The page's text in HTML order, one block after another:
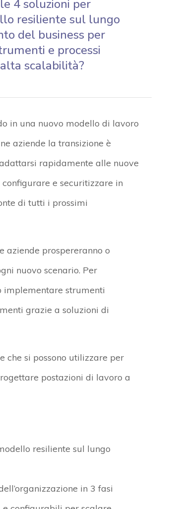
4 soluzioni per
resiliente sul lungo
del business per
e processi
scalabilità?
in una nuovo modello di lavoro
aziende la transizione è
rapidamente alle nuove
e securitizzare in
di tutti i prossimi
aziende prospereranno o
nuovo scenario. Per
implementare strumenti
grazie a soluzioni di
che si possono utilizzare per
postazioni di lavoro a
resiliente sul lungo
in 3 fasi